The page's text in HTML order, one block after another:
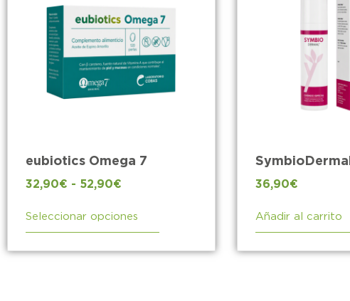
eubiotics Omega 7
32,90€ - 52,90€
Seleccionar opciones
SymbioDermal
36,90€
Añadir al carrito